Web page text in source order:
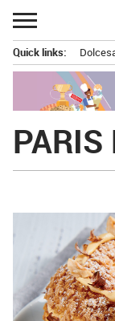
Passa
al
contenuto
principale
Quick links:
PARIS